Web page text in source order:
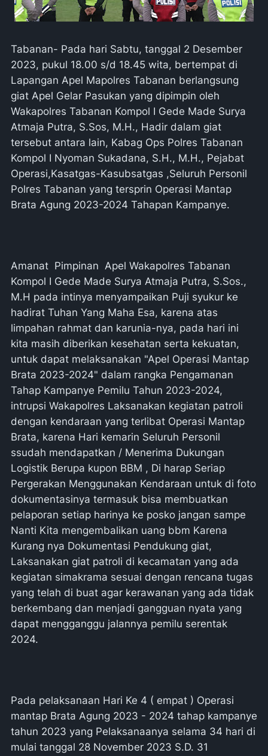
Tabanan- Pada hari Sabtu, tanggal 2 Desember
2023, pukul 18.00 s/d 18.45 wita, bertempat di
Lapangan Apel Mapolres Tabanan berlangsung
giat Apel Gelar Pasukan yang dipimpin oleh
Wakapolres Tabanan Kompol I Gede Made Surya
Atmaja Putra, S.Sos, M.H., Hadir dalam giat
tersebut antara lain, Kabag Ops Polres Tabanan
Kompol I Nyoman Sukadana, S.H., M.H., Pejabat
Operasi,Kasatgas-Kasubsatgas ,Seluruh Personil
Polres Tabanan yang tersprin Operasi Mantap
Brata Agung 2023-2024 Tahapan Kampanye.
Amanat Pimpinan Apel Wakapolres Tabanan
Kompol I Gede Made Surya Atmaja Putra, S.Sos.,
M.H pada intinya menyampaikan Puji syukur ke
hadirat Tuhan Yang Maha Esa, karena atas
limpahan rahmat dan karunia-nya, pada hari ini
kita masih diberikan kesehatan serta kekuatan,
untuk dapat melaksanakan "Apel Operasi Mantap
Brata 2023-2024" dalam rangka Pengamanan
Tahap Kampanye Pemilu Tahun 2023-2024,
intrupsi Wakapolres Laksanakan kegiatan patroli
dengan kendaraan yang terlibat Operasi Mantap
Brata, karena Hari kemarin Seluruh Personil
ssudah mendapatkan / Menerima Dukungan
Logistik Berupa kupon BBM , Di harap Seriap
Pergerakan Menggunakan Kendaraan untuk di foto
dokumentasinya termasuk bisa membuatkan
pelaporan setiap harinya ke posko jangan sampe
Nanti Kita mengembalikan uang bbm Karena
Kurang nya Dokumentasi Pendukung giat,
Laksanakan giat patroli di kecamatan yang ada
kegiatan simakrama sesuai dengan rencana tugas
yang telah di buat agar kerawanan yang ada tidak
berkembang dan menjadi gangguan nyata yang
dapat mengganggu jalannya pemilu serentak
2024.
Pada pelaksanaan Hari Ke 4 ( empat ) Operasi
mantap Brata Agung 2023 - 2024 tahap kampanye
tahun 2023 yang Pelaksanaanya selama 34 hari di
mulai tanggal 28 November 2023 S.D. 31